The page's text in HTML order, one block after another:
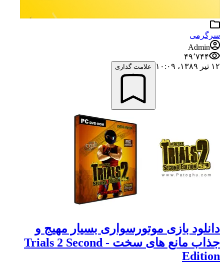
علامت گذاری
بازی موتورسواری بسیار مهیج و
جذاب مانع های سخت - Trials 2 Second